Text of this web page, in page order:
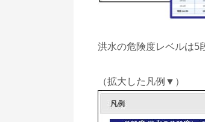
洪水の危険度レベルは5
（拡大した凡例▼）